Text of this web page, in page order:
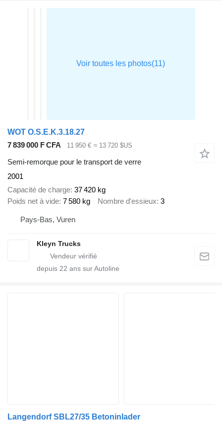
WOT O.S.E.K.3.18.27
7 839 000 F CFA
11 950 € ≈ 13 720 $US
Semi-remorque pour le transport de verre
2001
Capacité de charge 37 420 kg
Poids net à vide 7 580 kg Nombre d'essieux 3
Pays-Bas, Vuren
Kleyn Trucks
depuis 22 ans sur Autoline
Langendorf SBL27/35 Betoninlader